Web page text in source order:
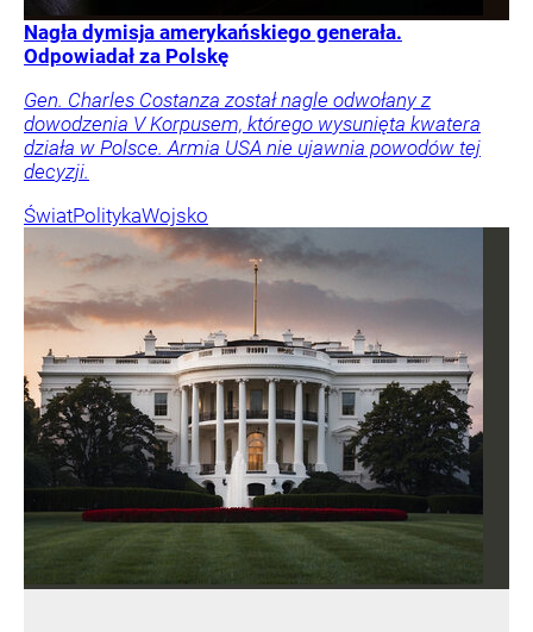
Nagła dymisja amerykańskiego generała.
Odpowiadał za Polskę
Gen. Charles Costanza został nagle odwołany z
dowodzenia V Korpusem, którego wysunięta kwatera
działa w Polsce. Armia USA nie ujawnia powodów tej
decyzji.
ŚwiatPolitykaWojsko